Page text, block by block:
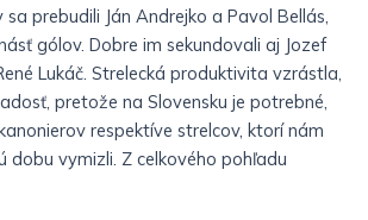
prebudili Ján Andrejko a Pavol Bellás,
gólov. Dobre im sekundovali aj Jozef
Lukáč. Strelecká produktivita vzrástla,
pretože na Slovensku je potrebné,
respektíve strelcov, ktorí nám
dobu vymizli. Z celkového pohľadu